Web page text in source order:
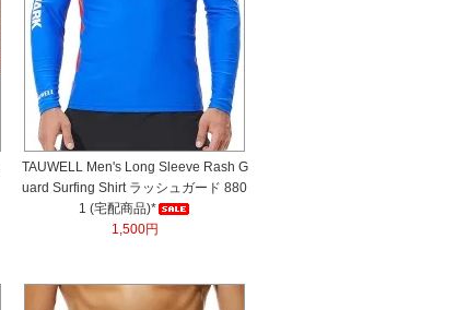
TAUWELL Men's Long Sleeve Rash G
uard Surfing Shirt ラッシュガード 880
1 (宅配商品)*
1,500円